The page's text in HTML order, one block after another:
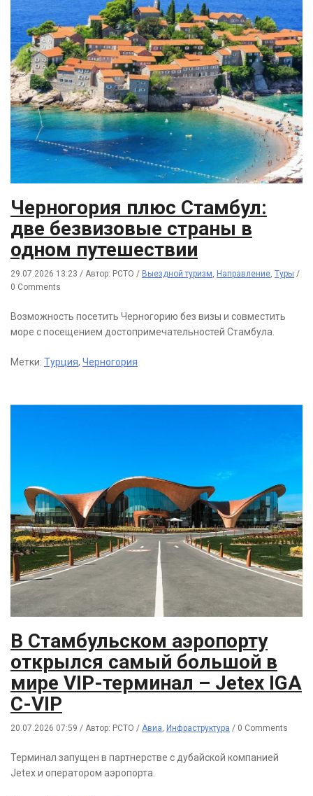
Черногория плюс Стамбул:
две безвизовые страны в
одном путешествии
29.07.2026 13:23 / Автор: РСТО / Выездной туризм, Направление, Туры /
0 Comments
Возможность посетить Черногорию без визы и совместить
море с посещением достопримечательностей Стамбула.
Метки: Турция, Черногория
В Стамбульском аэропорту
открылся самый большой в
мире VIP-терминал – Jetex IGA
C-VIP
20.07.2026 07:59 / Автор: РСТО / Авиа Инфраструктура / 0 Comments
Терминал запущен в партнерстве с дубайской компанией
Jetex и оператором аэропорта.